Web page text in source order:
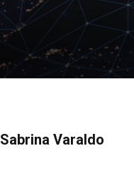
Sabrina Varaldo